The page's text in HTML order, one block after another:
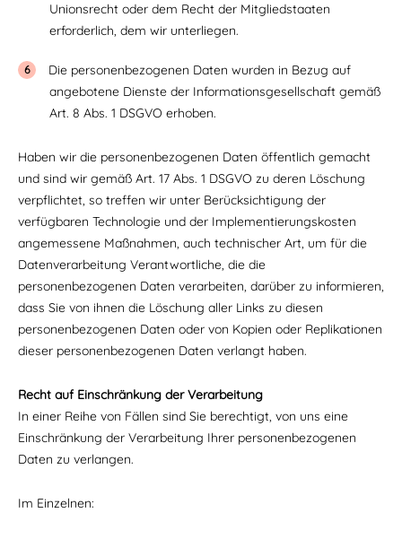
Unionsrecht oder dem Recht der Mitgliedstaaten
erforderlich, dem wir unterliegen.
Die personenbezogenen Daten wurden in Bezug auf
angebotene Dienste der Informationsgesellschaft gemäß
Art. 8 Abs. 1 DSGVO erhoben.
Haben wir die personenbezogenen Daten öffentlich gemacht
und sind wir gemäß Art. 17 Abs. 1 DSGVO zu deren Löschung
verpflichtet, so treffen wir unter Berücksichtigung der
verfügbaren Technologie und der Implementierungskosten
angemessene Maßnahmen, auch technischer Art, um für die
Datenverarbeitung Verantwortliche, die die
personenbezogenen Daten verarbeiten, darüber zu informieren,
dass Sie von ihnen die Löschung aller Links zu diesen
personenbezogenen Daten oder von Kopien oder Replikationen
dieser personenbezogenen Daten verlangt haben.
Recht auf Einschränkung der Verarbeitung
In einer Reihe von Fällen sind Sie berechtigt, von uns eine
Einschränkung der Verarbeitung Ihrer personenbezogenen
Daten zu verlangen.
Im Einzelnen: